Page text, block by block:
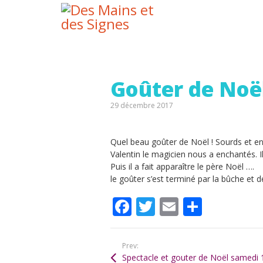
Goûter de
29 décembre 2017
Quel beau goûter de Noël ! Sourds et
Valentin le magicien nous a
Puis il a fait apparaître le père Noël ….
le goûter s’est terminé par la bûche et
F
ac
e
T
w
E
m ar
Prev:
Spectacle et gouter de Noël samedi